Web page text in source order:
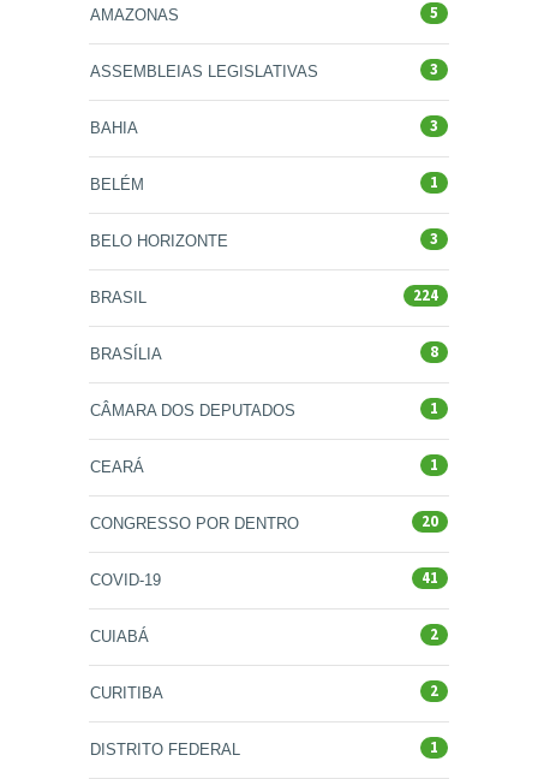
AMAZONAS 5
ASSEMBLEIAS LEGISLATIVAS 3
BAHIA 3
BELÉM 1
BELO HORIZONTE 3
BRASIL 224
BRASÍLIA 8
CÂMARA DOS DEPUTADOS 1
CEARÁ 1
CONGRESSO POR DENTRO 20
COVID-19 41
CUIABÁ 2
CURITIBA 2
DISTRITO FEDERAL 1